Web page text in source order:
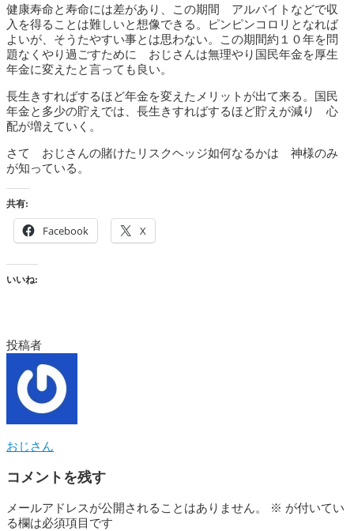
健康寿命と寿命には差があり、この期間 アルバイトなどで収
入を得ることは難しいと想像できる。ピンピンコロリとなれば
よいが、そうたやすい事とは思わない。この期間約１０年を問
題なくやり過ごすために おじさんは無理やり国民年金を厚生
年金に変えたと言っても良い。
長生きすればするほど年金を変えたメリットが出て来る。国民
年金と多少の貯えでは、長生きすればするほど貯えが減り 心
配が増えていく。
さて おじさんの賭けたリスクヘッジ如何なるかは 神様のみ
が知っている。
共有:
Facebook X
いいね:
投稿者
おじさん
コメントを残す
メールアドレスが公開されることはありません。 ※ が付いてい
る欄は必須項目です